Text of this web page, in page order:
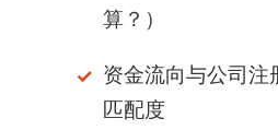
算？）
资金流向与公司注
匹配度